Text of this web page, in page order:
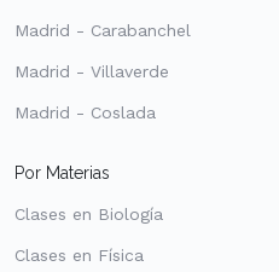
Madrid - Carabanchel
Madrid - Villaverde
Madrid - Coslada
Por Materias
Clases en Biología
Clases en Física